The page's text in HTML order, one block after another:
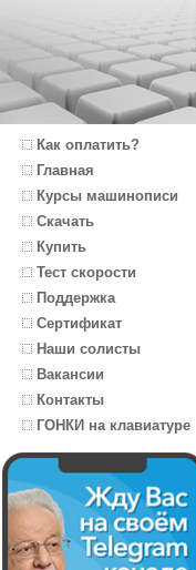
Как оплатить?
Главная
Курсы машинописи
Скачать
Купить
Тест скорости
Поддержка
Сертификат
Наши солисты
Вакансии
Контакты
ГОНКИ на клавиатуре